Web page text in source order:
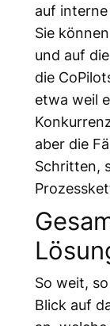
auf
Sie
und auf
die
etwa weil
aber die
Schritten,
So weit,
Blick auf